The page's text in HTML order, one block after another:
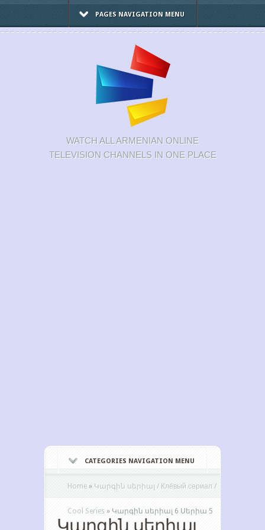
PAGES NAVIGATION MENU
WATCH ALL ARMENIAN ONLINE
TELEVISION CHANNELS IN ONE PLACE
CATEGORIES NAVIGATION MENU
Home » Կարգին սերիալ / Клёвый сериал /
Cool Series » Կարգին սերիալ 6 Սերիա 5
Կարգին սերիալ